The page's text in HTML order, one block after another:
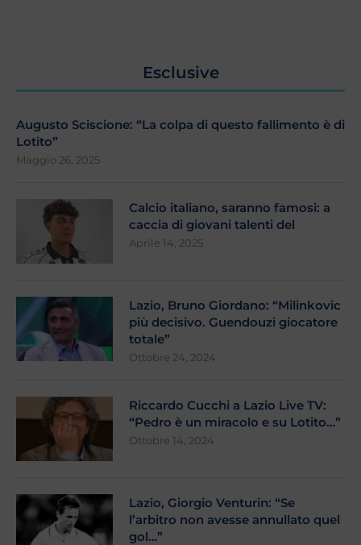
Esclusive
Augusto Sciscione: “La colpa di questo fallimento è di
Lotito”
Maggio 26, 2025
Calcio italiano, saranno famosi: a
caccia di giovani talenti del
Aprile 14, 2025
Lazio, Bruno Giordano: “Milinkovic
più decisivo. Guendouzi giocatore
totale”
Ottobre 24, 2024
Riccardo Cucchi a Lazio Live TV:
“Pedro è un miracolo e su Lotito…”
Ottobre 14, 2024
Lazio, Giorgio Venturin: “Se
l’arbitro non avesse annullato quel
gol…”